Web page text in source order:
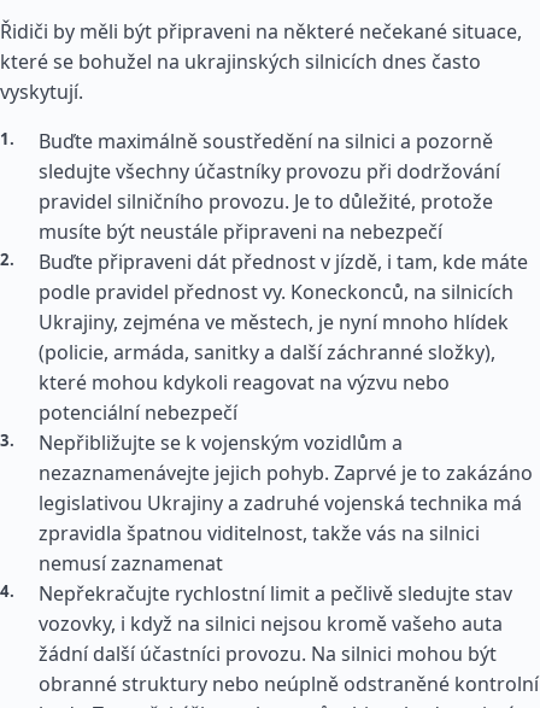
Řidiči by měli být připraveni na některé nečekané situace,
které se bohužel na ukrajinských silnicích dnes často
vyskytují.
Buďte maximálně soustředění na silnici a pozorně
sledujte všechny účastníky provozu při dodržování
pravidel silničního provozu. Je to důležité, protože
musíte být neustále připraveni na nebezpečí
Buďte připraveni dát přednost v jízdě, i tam, kde máte
podle pravidel přednost vy. Koneckonců, na silnicích
Ukrajiny, zejména ve městech, je nyní mnoho hlídek
(policie, armáda, sanitky a další záchranné složky),
které mohou kdykoli reagovat na výzvu nebo
potenciální nebezpečí
Nepřibližujte se k vojenským vozidlům a
nezaznamenávejte jejich pohyb. Zaprvé je to zakázáno
legislativou Ukrajiny a zadruhé vojenská technika má
zpravidla špatnou viditelnost, takže vás na silnici
nemusí zaznamenat
Nepřekračujte rychlostní limit a pečlivě sledujte stav
vozovky, i když na silnici nejsou kromě vašeho auta
žádní další účastníci provozu. Na silnici mohou být
obranné struktury nebo neúplně odstraněné kontrolní